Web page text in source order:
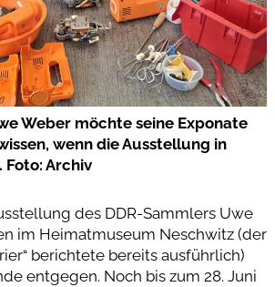
Weber möchte seine Exponate
wenn die Ausstellung in
Archiv
des DDR-Sammlers Uwe
im Heimatmuseum Neschwitz (der
berichtete bereits ausführlich)
entgegen. Noch bis zum 28. Juni